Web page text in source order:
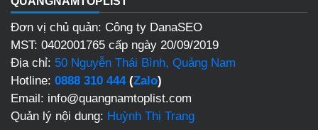
Đơn vị chủ quản: Công ty DanaSEO
MST: 0402001765 cấp ngày 20/09/2019
Địa chỉ: 50 Nguyễn Thái Bình, Quảng Nam
Hotline: 0888 310 444(Zalo)
Email: info@quangnamtoplist.com
Quản lý nội dung: Huỳnh Thị Trang